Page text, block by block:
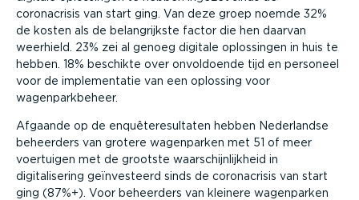
coronacrisis van start ging. Van deze groep noemde 32%
de kosten als de belangrijkste factor die hen daarvan
weerhield. 23% zei al genoeg digitale oplossingen in huis te
hebben. 18% beschikte over onvoldoende tijd en personeel
voor de implementatie van een oplossing voor
wagenparkbeheer.
Afgaande op de enquêteresultaten hebben Nederlandse
beheerders van grotere wagenparken met 51 of meer
voertuigen met de grootste waarschijnlijkheid in
digitalisering geïnvesteerd sinds de coronacrisis van start
ging (87%+). Voor beheerders van kleinere wagenparken